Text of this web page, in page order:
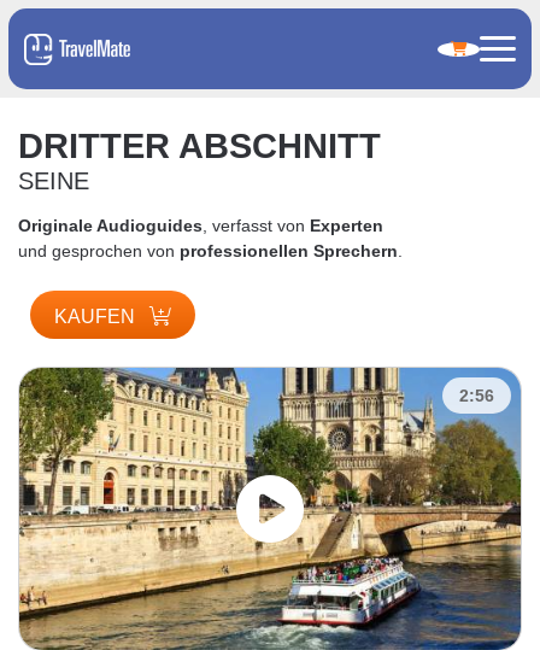
DRITTER ABSCHNITT
SEINE
Originale Audioguides , verfasst von Experten
und gesprochen von professionellen Sprechern
KAUFEN
2:56